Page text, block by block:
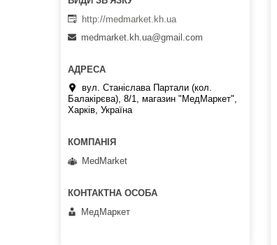
http://medmarket.kh.ua
medmarket.kh.ua@gmail.com
вул. Станіслава Партали (кол.
Балакірєва), 8/1, магазин "МедМаркет",
Харків, Україна
MedMarket
МедМаркет